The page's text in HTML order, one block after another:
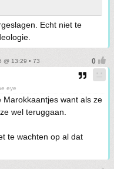
Echt niet te
@ 13:29 • 73
eye
want als ze
wel teruggaan.
te wachten op al dat